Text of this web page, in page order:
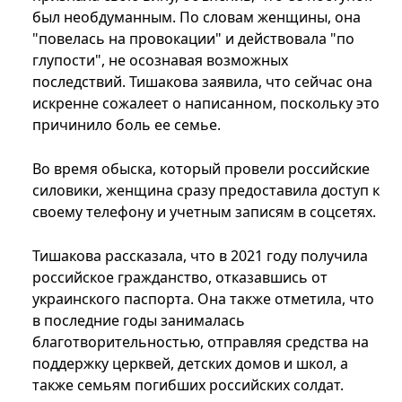
был необдуманным. По словам женщины, она
"повелась на провокации" и действовала "по
глупости", не осознавая возможных
последствий. Тишакова заявила, что сейчас она
искренне сожалеет о написанном, поскольку это
причинило боль ее семье.
Во время обыска, который провели российские
силовики, женщина сразу предоставила доступ к
своему телефону и учетным записям в соцсетях.
Тишакова рассказала, что в 2021 году получила
российское гражданство, отказавшись от
украинского паспорта. Она также отметила, что
в последние годы занималась
благотворительностью, отправляя средства на
поддержку церквей, детских домов и школ, а
также семьям погибших российских солдат.